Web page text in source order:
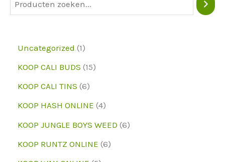
Uncategorized 11
p
c
KOOP CALI BUDS 151
p
KOOP CALI TINS 66
p
KOOP HASH ONLINE 44
p
r
KOOP JUNGLE BOYS WEED 66
KOOP RUNTZ ONLINE 66